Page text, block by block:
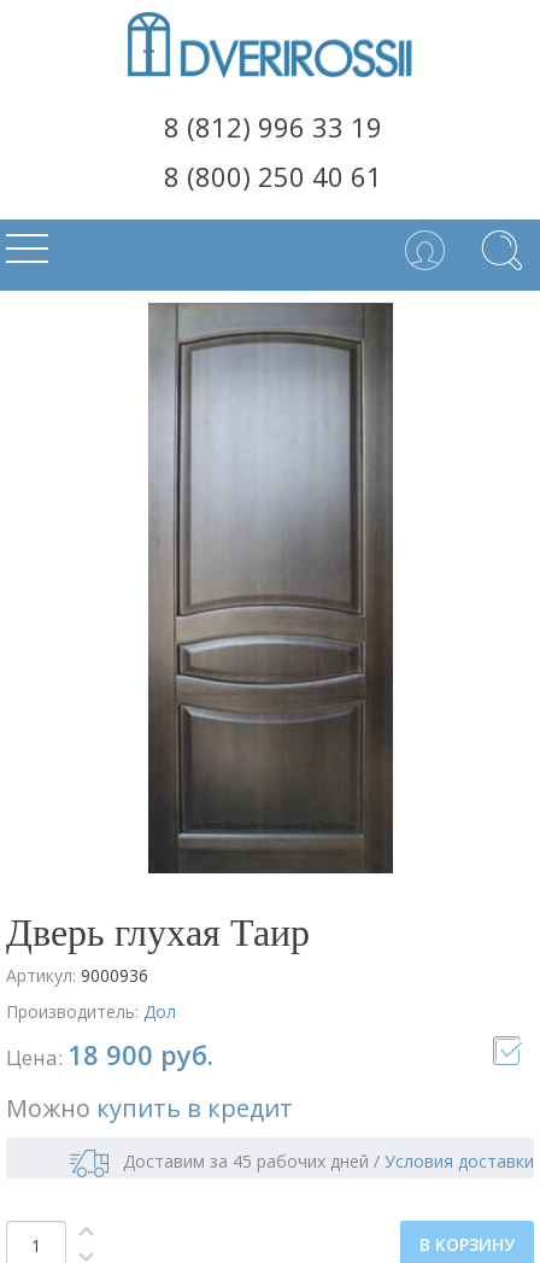
8 (812) 996 33 19
8 (800) 250 40 61
Дверь глухая Таир
Артикул: 9000936
Производитель: Дол
Цена: 18 900 руб.
Можно купить в кредит
Доставим за 45 рабочих дней / Условия доставки
В КОРЗИНУ